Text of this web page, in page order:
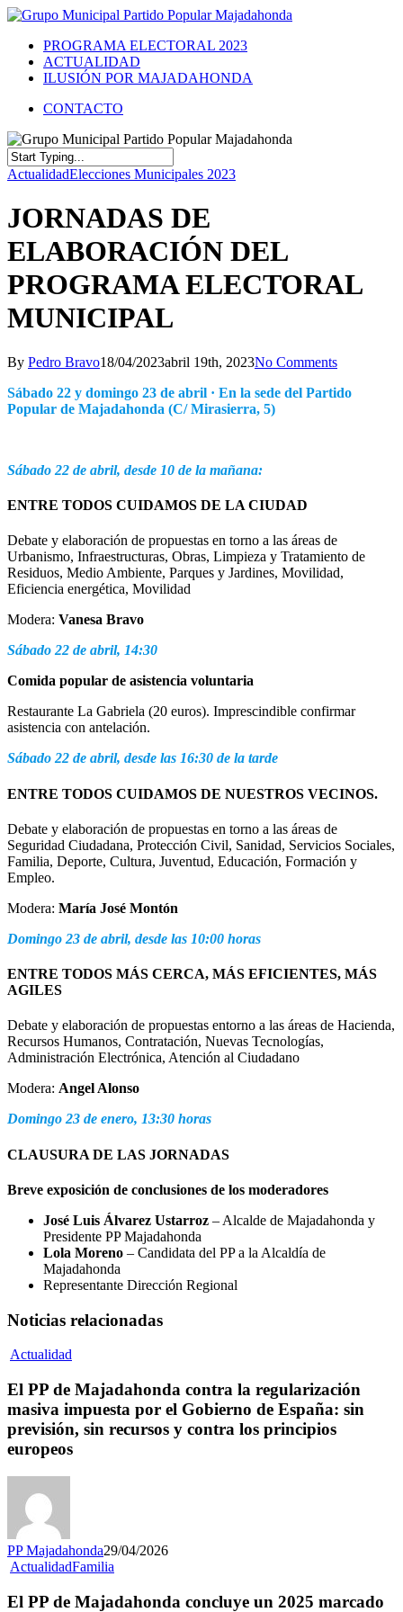
PROGRAMA ELECTORAL 2023
ACTUALIDAD
ILUSIÓN POR MAJADAHONDA
CONTACTO
ActualidadElecciones Municipales 2023
JORNADAS DE
ELABORACIÓN DEL
PROGRAMA ELECTORAL
MUNICIPAL
By Pedro Bravo18/04/2023abril 19th, 2023No Comments
Sábado 22 y domingo 23 de abril · En la sede del Partido
Popular de Majadahonda (C/ Mirasierra, 5)
Sábado 22 de abril, desde 10 de la mañana:
ENTRE TODOS CUIDAMOS DE LA CIUDAD
Debate y elaboración de propuestas en torno a las áreas de
Urbanismo, Infraestructuras, Obras, Limpieza y Tratamiento de
Residuos, Medio Ambiente, Parques y Jardines, Movilidad,
Eficiencia energética, Movilidad
Modera: Vanesa Bravo
Sábado 22 de abril, 14:30
Comida popular de asistencia voluntaria
Restaurante La Gabriela (20 euros). Imprescindible confirmar
asistencia con antelación.
Sábado 22 de abril, desde las 16:30 de la tarde
ENTRE TODOS CUIDAMOS DE NUESTROS VECINOS.
Debate y elaboración de propuestas en torno a las áreas de
Seguridad Ciudadana, Protección Civil, Sanidad, Servicios Sociales,
Familia, Deporte, Cultura, Juventud, Educación, Formación y
Empleo.
Modera: María José Montón
Domingo 23 de abril, desde las 10:00 horas
ENTRE TODOS MÁS CERCA, MÁS EFICIENTES, MÁS
AGILES
Debate y elaboración de propuestas entorno a las áreas de Hacienda,
Recursos Humanos, Contratación, Nuevas Tecnologías,
Administración Electrónica, Atención al Ciudadano
Modera: Angel Alonso
Domingo 23 de enero, 13:30 horas
CLAUSURA DE LAS JORNADAS
Breve exposición de conclusiones de los moderadores
José Luis Álvarez Ustarroz – Alcalde de Majadahonda y
Presidente PP Majadahonda
Lola Moreno – Candidata del PP a la Alcaldía de
Majadahonda
Representante Dirección Regional
Noticias relacionadas
Actualidad
El PP de Majadahonda contra la regularización
masiva impuesta por el Gobierno de España: sin
previsión, sin recursos y contra los principios
europeos
PP Majadahonda29/04/2026
ActualidadFamilia
El PP de Majadahonda concluye un 2025 marcado